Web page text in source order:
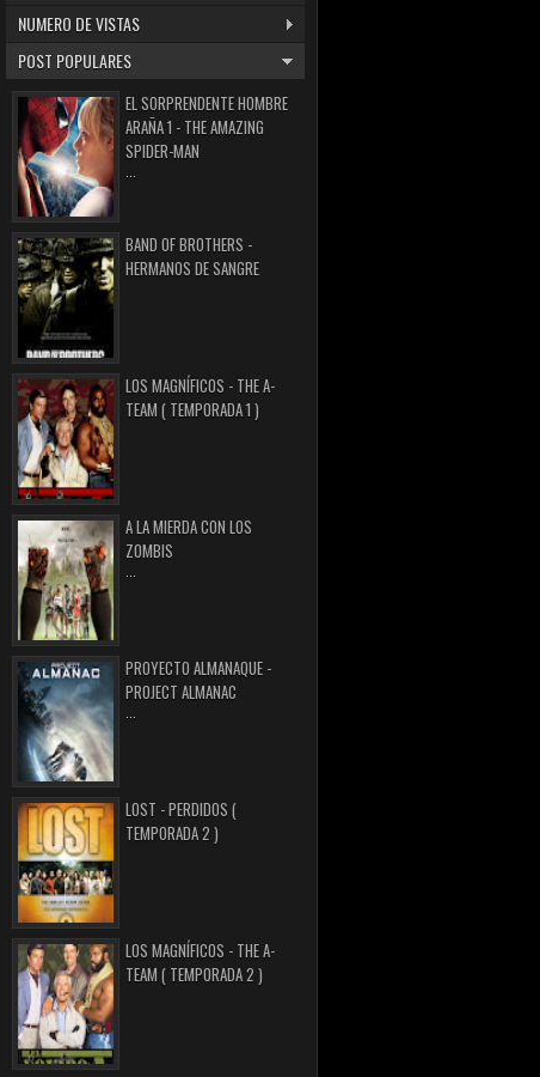
NUMERO DE VISTAS
POST POPULARES
EL SORPRENDENTE HOMBRE
ARAÑA 1 - THE AMAZING
SPIDER-MAN
BAND OF BROTHERS -
HERMANOS DE SANGRE
LOS MAGNÍFICOS - THE A-
TEAM ( TEMPORADA 1 )
A LA MIERDA CON LOS
ZOMBIS
PROYECTO ALMANAQUE -
PROJECT ALMANAC
LOST - PERDIDOS (
TEMPORADA 2 )
LOS MAGNÍFICOS - THE A-
TEAM ( TEMPORADA 2 )